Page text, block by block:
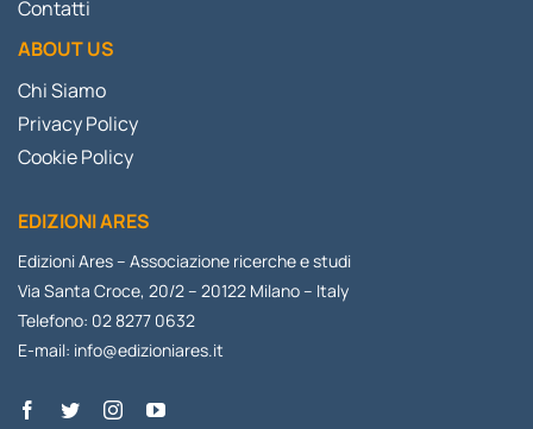
Contatti
ABOUT US
Chi Siamo
Privacy Policy
Cookie Policy
EDIZIONI ARES
Edizioni Ares – Associazione ricerche e studi
Via Santa Croce, 20/2 – 20122 Milano – Italy
Telefono: 02 8277 0632
E-mail: info@edizioniares.it